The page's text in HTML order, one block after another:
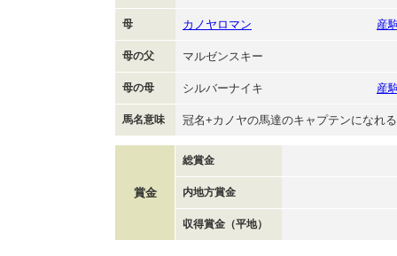
母 カノヤロマン 産
母の父 マルゼンスキー
母の母 シルバーナイキ 産
馬名意味 冠名+カノヤの馬達のキャプテンになれ
賞金
総賞金
内地方賞金
収得賞金（平地）